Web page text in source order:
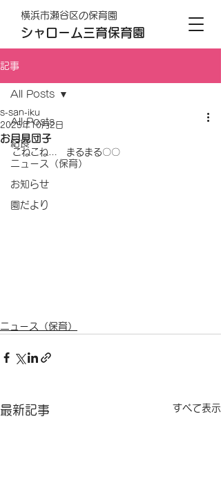
横浜市瀬谷区の保育園
シャローム三育保育園
記事
All Posts
給食
ニュース（保育）
お知らせ
園だより
All Posts
お月見団子
s-san-iku
2025年10月2日
こねこね…　まるまる〇〇
ニュース（保育）
最新記事 すべて表示